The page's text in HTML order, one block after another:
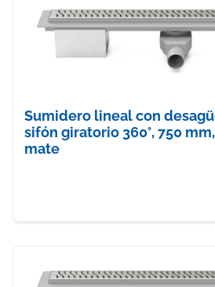
Sumidero lineal con
sifón giratorio 360°, 750
mate